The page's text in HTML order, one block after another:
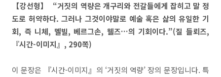
【강선형】 “거짓의 역량은 개구리와 전갈들에게 잡히고 말 정
도로 허약하다. 그러나 그것이야말로 예술 혹은 삶의 유일한 기
회, 즉 니체, 멜빌, 베르그손, 웰즈…의 기회이다.”(질 들뢰즈,
『시간-이미지』, 290쪽)
이 문장은 『시간-이미지』의 ‘거짓의 역량’ 장의 문장입니다. 특